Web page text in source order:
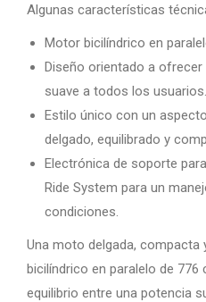
Algunas características
Motor bicilíndrico en
Diseño orientado a
suave a todos los usuarios.
Estilo único con un
delgado, equilibrado y
Electrónica de soporte
Ride System para un
condiciones.
Una moto delgada, compacta
bicilíndrico en paralelo de
equilibrio entre una potencia